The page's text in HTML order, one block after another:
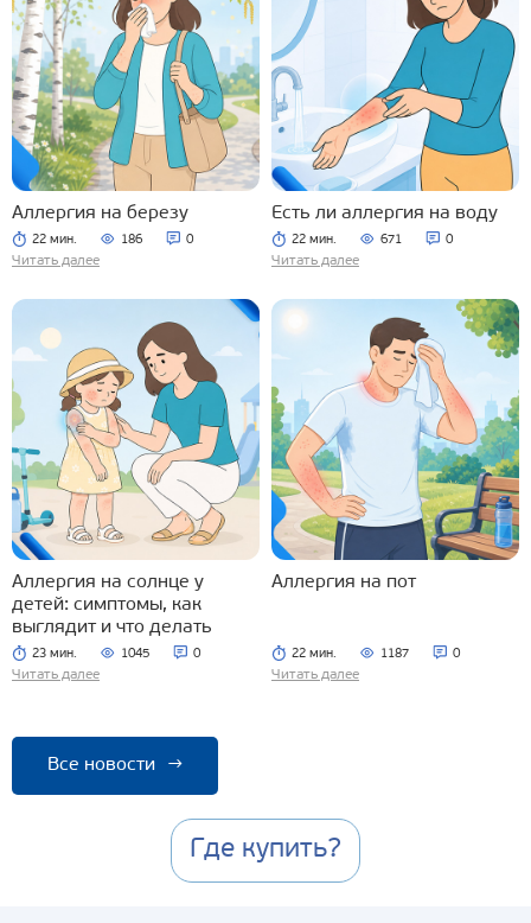
Аллергия на березу
22 мин. 186 0
Читать далее
Есть ли аллергия на воду
22 мин. 671 0
Читать далее
Аллергия на солнце у
детей: симптомы, как
выглядит и что делать
23 мин. 1045 0
Читать далее
Аллергия на пот
22 мин. 1187 0
Читать далее
Все новости →
Где купить?